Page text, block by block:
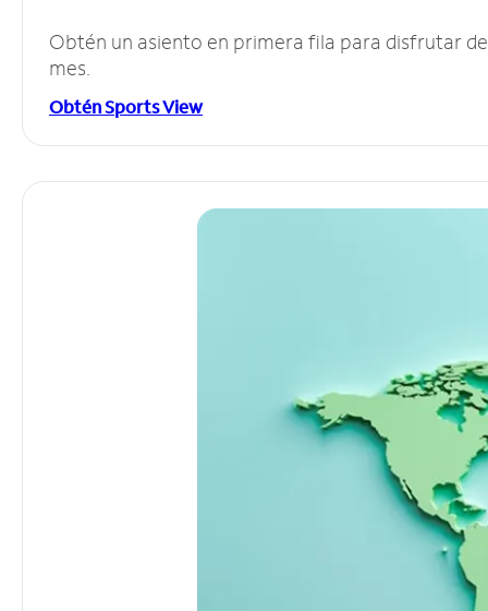
Obtén un asiento en primera fila para disfrutar
mes.
Obtén Sports View